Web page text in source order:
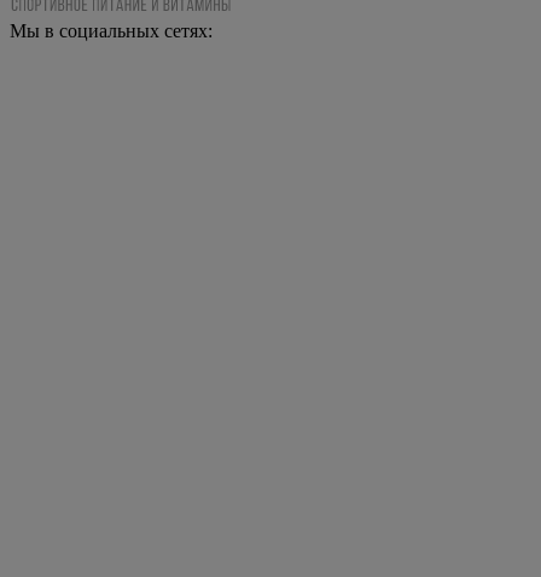
Мы в социальных сетях: